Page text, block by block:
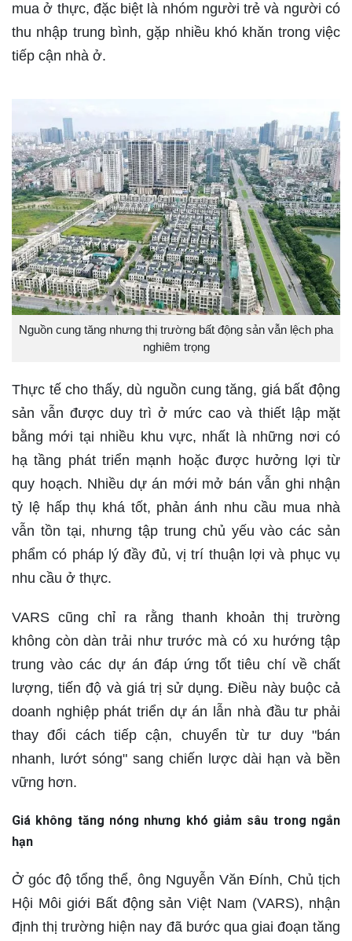
mua ở thực, đặc biệt là nhóm người trẻ và người có
thu nhập trung bình, gặp nhiều khó khăn trong việc
tiếp cận nhà ở.
Nguồn cung tăng nhưng thị trường bất động sản vẫn lệch pha
nghiêm trọng
Thực tế cho thấy, dù nguồn cung tăng, giá bất động
sản vẫn được duy trì ở mức cao và thiết lập mặt
bằng mới tại nhiều khu vực, nhất là những nơi có
hạ tầng phát triển mạnh hoặc được hưởng lợi từ
quy hoạch. Nhiều dự án mới mở bán vẫn ghi nhận
tỷ lệ hấp thụ khá tốt, phản ánh nhu cầu mua nhà
vẫn tồn tại, nhưng tập trung chủ yếu vào các sản
phẩm có pháp lý đầy đủ, vị trí thuận lợi và phục vụ
nhu cầu ở thực.
VARS cũng chỉ ra rằng thanh khoản thị trường
không còn dàn trải như trước mà có xu hướng tập
trung vào các dự án đáp ứng tốt tiêu chí về chất
lượng, tiến độ và giá trị sử dụng. Điều này buộc cả
doanh nghiệp phát triển dự án lẫn nhà đầu tư phải
thay đổi cách tiếp cận, chuyển từ tư duy "bán
nhanh, lướt sóng" sang chiến lược dài hạn và bền
vững hơn.
Giá không tăng nóng nhưng khó giảm sâu trong ngắn
hạn
Ở góc độ tổng thể, ông Nguyễn Văn Đính, Chủ tịch
Hội Môi giới Bất động sản Việt Nam (VARS), nhận
định thị trường hiện nay đã bước qua giai đoạn tăng